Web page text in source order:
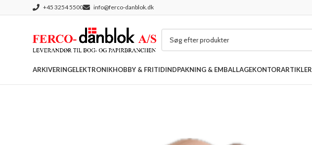
+45 3254 5500 info@ferco-danblok.dk
ARKIVERINGELEKTRONIKHOBBY & FRITIDINDPAKNING & EMBALLAGEKONTORARTIKLER